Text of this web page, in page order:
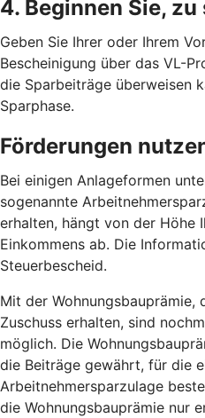
4. Beginnen Sie, zu
Geben Sie Ihrer oder Ihrem
Bescheinigung über das VL-
die Sparbeiträge überweisen
Sparphase.
Förderungen
Bei einigen Anlageformen
sogenannte
erhalten, hängt von der Höhe
Einkommens ab. Die
Steuerbescheid.
Mit der Wohnungsbauprämie,
Zuschuss erhalten, sind
möglich. Die
die Beiträge gewährt, für die
Arbeitnehmersparzulage
die Wohnungsbauprämie nur